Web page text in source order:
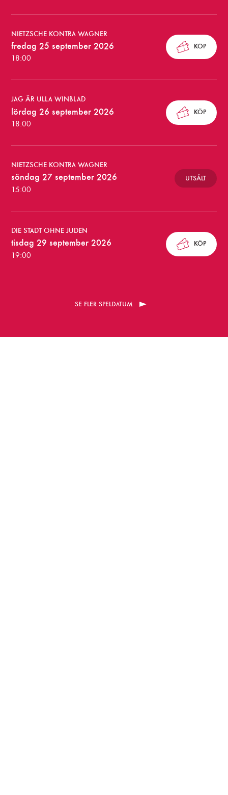
e
f
ö
r
e
s
t
ä
l
l
n
g
NIETZSCHE KONTRA WAGNER
fredag 25 september 2026
18:00
KÖP
JAG ÄR ULLA WINBLAD
lördag 26 september 2026
18:00
KÖP
NIETZSCHE KONTRA WAGNER
söndag 27 september 2026
15:00
UTSÅLT
DIE STADT OHNE JUDEN
tisdag 29 september 2026
19:00
KÖP
SE FLER SPELDATUM